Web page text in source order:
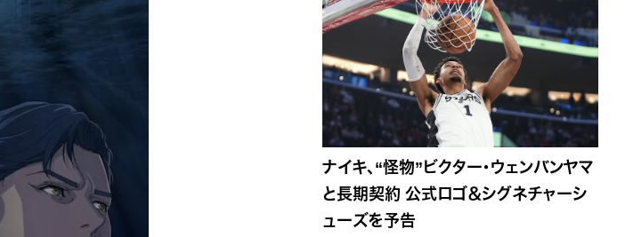
ナイキ、“怪物”ビクター・ウェンバンヤマ
と長期契約 公式ロゴ＆シグネチャーシ
ューズを予告